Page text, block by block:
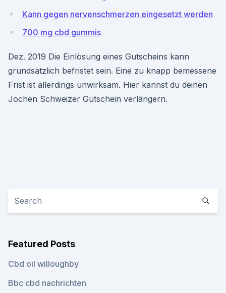
Kann gegen nervenschmerzen eingesetzt werden
700 mg cbd gummis
Dez. 2019 Die Einlösung eines Gutscheins kann
grundsätzlich befristet sein. Eine zu knapp bemessene
Frist ist allerdings unwirksam. Hier kannst du deinen
Jochen Schweizer Gutschein verlängern.
Featured Posts
Cbd oil willoughby
Bbc cbd nachrichten